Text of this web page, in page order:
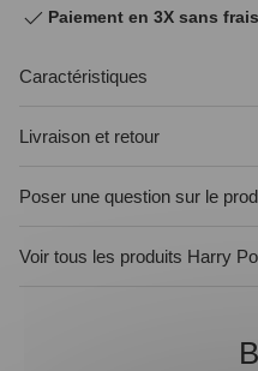
Paiement en 3X sans frais
Caractéristiques
Livraison et retour
Poser une question sur le
Voir tous les produits Harry